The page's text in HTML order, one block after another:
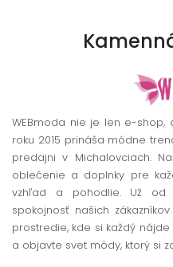
WEBmoda nie je len e-
roku 2015 prináša módne
predajni v Michalovciach.
oblečenie a doplnky pre
vzhľad a pohodlie. Už od
spokojnosť našich
prostredie, kde si každý
a objavte svet módy, ktorý si